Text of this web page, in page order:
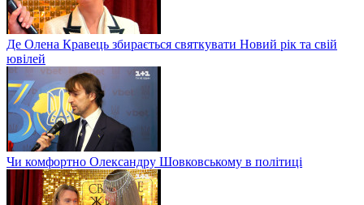
Де Олена Кравець збирається святкувати Новий рік та свій
ювілей
Чи комфортно Олександру Шовковському в політиці